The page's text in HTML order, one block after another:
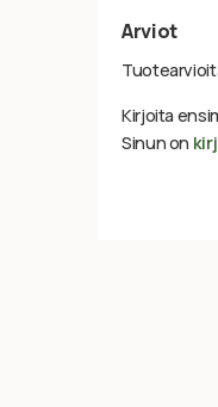
Arviot
Kirjoita
Sinun on